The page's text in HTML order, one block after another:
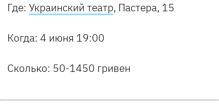
Где: Украинский театр, Пастера, 15
Когда: 4 июня 19:00
Сколько: 50-1450 гривен